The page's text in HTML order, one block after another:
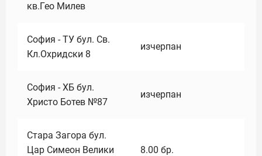
кв.Гео Милев
София - ТУ бул. Св.
Кл.Охридски 8
изчерпан
София - ХБ бул.
Христо Ботев №87
изчерпан
Стара Загора бул.
Цар Симеон Велики
8.00 бр.